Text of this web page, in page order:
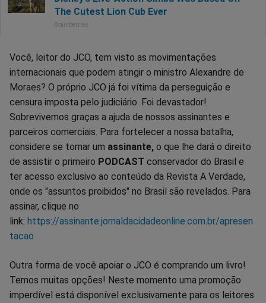
Você, leitor do JCO, tem visto as movimentações
internacionais que podem atingir o ministro Alexandre de
Moraes? O próprio JCO já foi vítima da perseguição e
censura imposta pelo judiciário. Foi devastador!
Sobrevivemos graças a ajuda de nossos assinantes e
parceiros comerciais. Para fortelecer a nossa batalha,
considere se tornar um assinante, o que lhe dará o direito
de assistir o primeiro PODCAST conservador do Brasil e
ter acesso exclusivo ao conteúdo da Revista A Verdade,
onde os "assuntos proibidos" no Brasil são revelados. Para
assinar, clique no
link: https://assinante.jornaldacidadeonline.com.br/apresen
tacao
Outra forma de você apoiar o JCO é comprando um livro!
Temos muitas opções! Neste momento uma promoção
imperdível está disponível exclusivamente para os leitores